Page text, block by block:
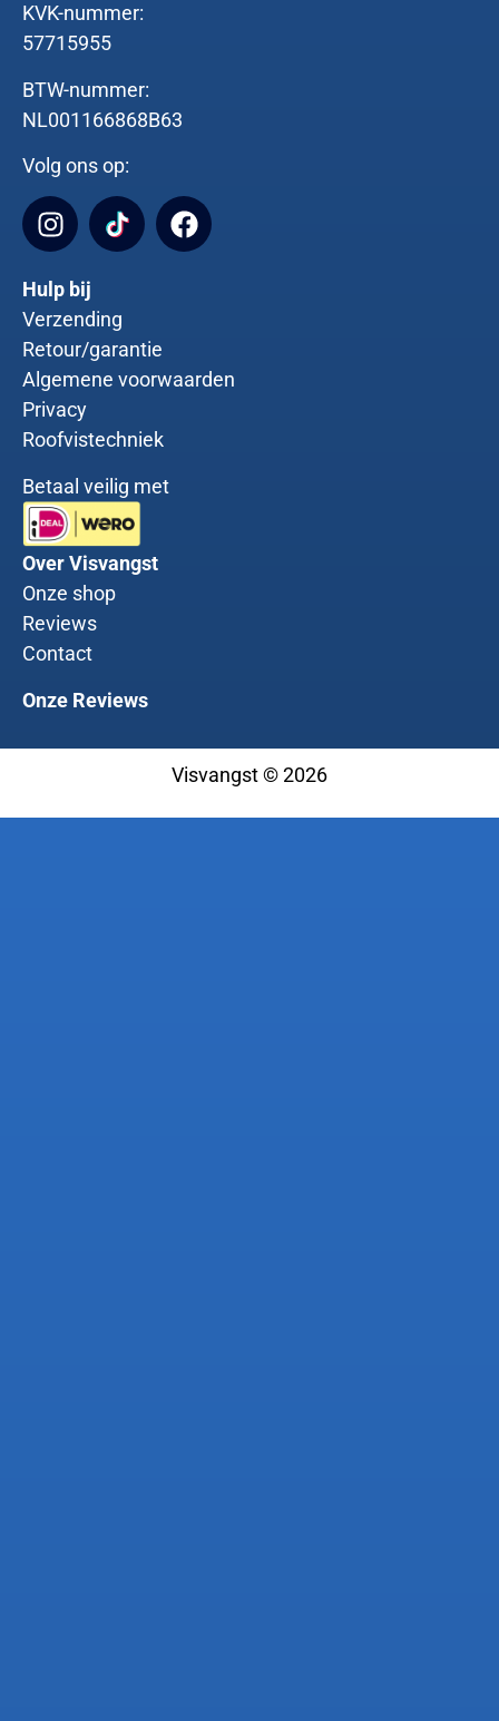
KVK-nummer:
57715955
BTW-nummer:
NL001166868B63
Volg ons op:
Hulp bij
Verzending
Retour/garantie
Algemene voorwaarden
Privacy
Roofvistechniek
Betaal veilig met
Over Visvangst
Onze shop
Reviews
Contact
Onze Reviews
Visvangst © 2026